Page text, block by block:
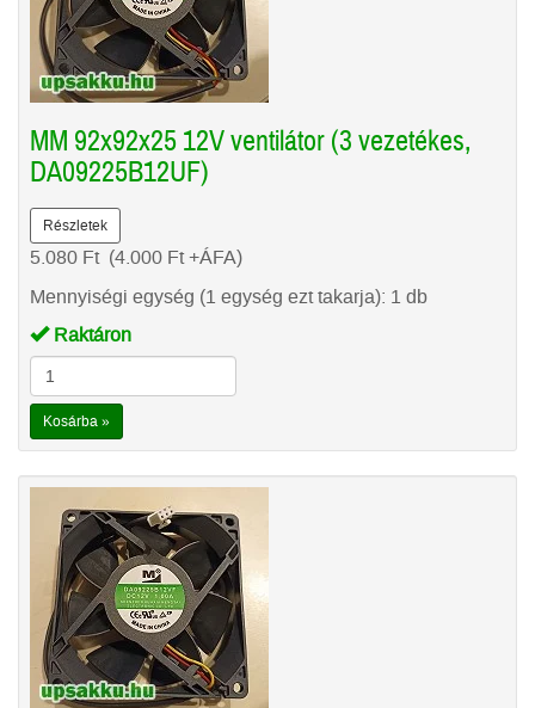
MM 92x92x25 12V ventilátor (3 vezetékes,
DA09225B12UF)
Részletek
5.080 Ft(4.000 Ft+ÁFA)
Mennyiségi egység (1 egység ezt takarja): 1 db
Raktáron
Kosárba »